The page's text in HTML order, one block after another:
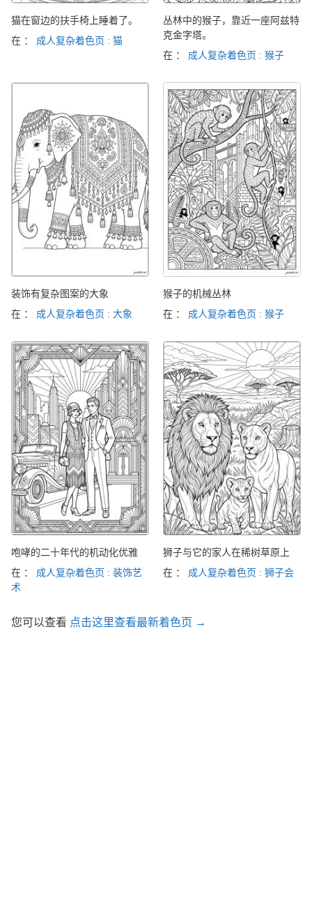
猫在窗边的扶手椅上睡着了。
在 ： 成人复杂着色页 : 猫
丛林中的猴子，靠近一座阿兹特
克金字塔。
在 ： 成人复杂着色页 : 猴子
装饰有复杂图案的大象
在 ： 成人复杂着色页 : 大象
猴子的机械丛林
在 ： 成人复杂着色页 : 猴子
咆哮的二十年代的机动化优雅
在 ： 成人复杂着色页 : 装饰艺
术
狮子与它的家人在稀树草原上
在 ： 成人复杂着色页 : 狮子会
您可以查看 点击这里查看最新着色页 →